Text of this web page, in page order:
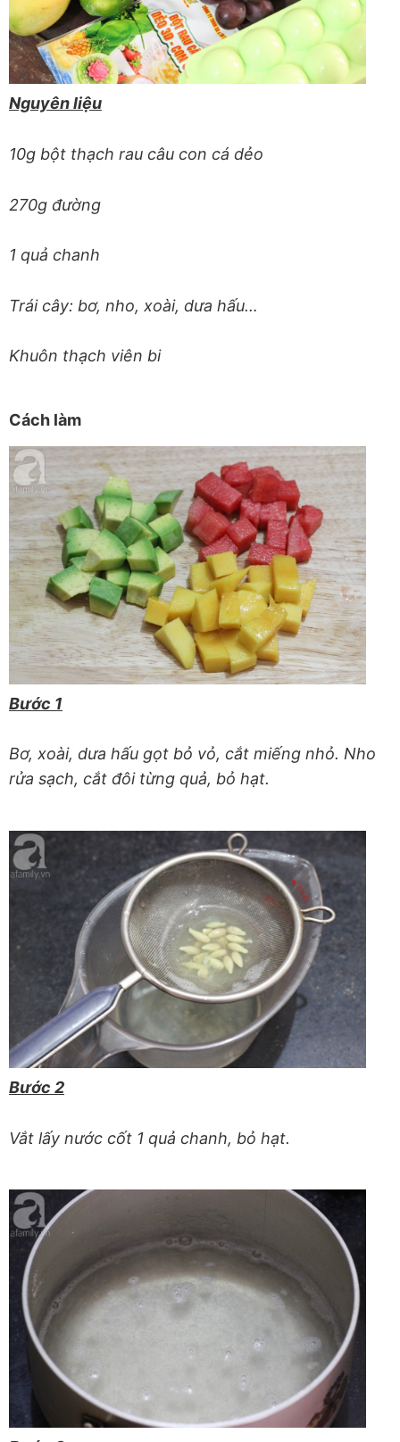
Nguyên liệu
10g bột thạch rau câu con cá dẻo
270g đường
1 quả chanh
Trái cây: bơ, nho, xoài, dưa hấu…
Khuôn thạch viên bi
Cách làm
Bước 1
Bơ, xoài, dưa hấu gọt bỏ vỏ, cắt miếng nhỏ. Nho
rửa sạch, cắt đôi từng quả, bỏ hạt.
Bước 2
Vắt lấy nước cốt 1 quả chanh, bỏ hạt.